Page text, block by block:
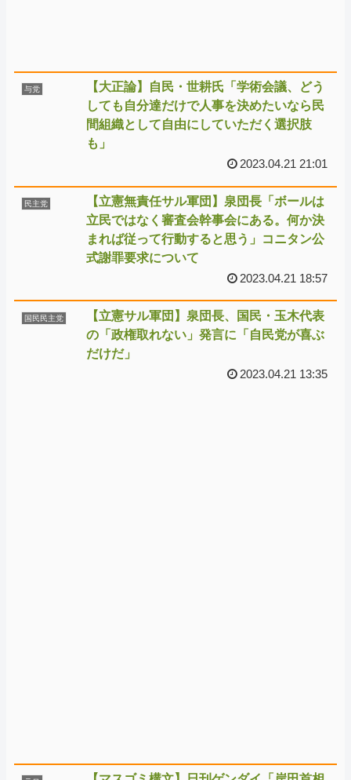
与党
【大正論】自民・世耕氏「学術会議、どう
しても自分達だけで人事を決めたいなら民
間組織として自由にしていただく選択肢
も」
2023.04.21 21:01
民主党
【立憲無責任サル軍団】泉団長「ボールは
立民ではなく審査会幹事会にある。何か決
まれば従って行動すると思う」コニタン公
式謝罪要求について
2023.04.21 18:57
国民民主党
【立憲サル軍団】泉団長、国民・玉木代表
の「政権取れない」発言に「自民党が喜ぶ
だけだ」
2023.04.21 13:35